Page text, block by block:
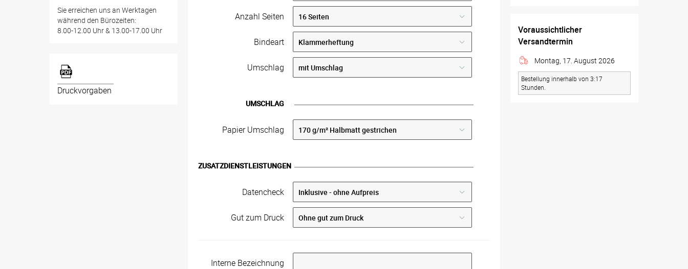
Sie erreichen uns an Werktagen
während den Bürozeiten:
8.00-12.00 Uhr & 13.00-17.00 Uhr
Druckvorgaben
Anzahl Seiten
Bindeart
Umschlag
UMSCHLAG
Papier Umschlag
ZUSATZDIENSTLEISTUNGEN
Datencheck
Gut zum Druck
Interne Bezeichnung
Voraussichtlicher
Versandtermin
Montag, 17. August 2026
Bestellung innerhalb von 3:17
Stunden.